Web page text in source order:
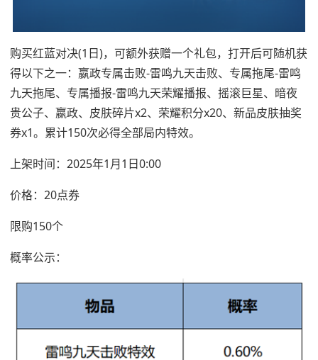
购买红蓝对决(1日)，可额外获赠一个礼包，打开后可随机获
得以下之一：嬴政专属击败-雷鸣九天击败、专属拖尾-雷鸣
九天拖尾、专属播报-雷鸣九天荣耀播报、摇滚巨星、暗夜
贵公子、嬴政、皮肤碎片x2、荣耀积分x20、新品皮肤抽奖
券x1。累计150次必得全部局内特效。
上架时间：2025年1月1日0:00
价格：20点券
限购150个
概率公示：